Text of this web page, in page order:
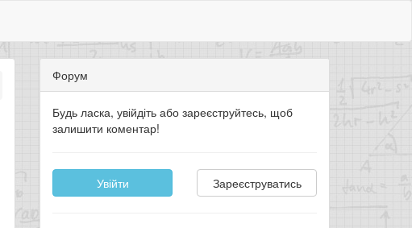
Форум
Будь ласка, увійдіть або зареєструйтесь, щоб
залишити коментар!
Увійти Зареєструватись